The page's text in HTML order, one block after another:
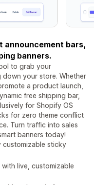
announcement bars,
banners.
to grab your
your store. Whether
a product launch,
free shipping bar,
for Shopify OS
for zero theme conflict
Turn traffic into sales
banners today!
customizable sticky
with live, customizable